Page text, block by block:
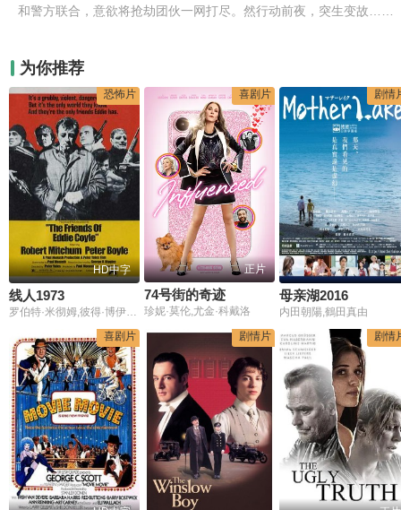
和警方联合，意欲将抢劫团伙一网打尽。然行动前夜，突生变故……
为你推荐
恐怖片
HD中字
线人1973
罗伯特·米彻姆,彼得·博伊尔,理查德·乔丹,史蒂文·基茨,阿历克斯·罗克,乔·桑托斯,米奇·瑞恩,Peter,MacLean,凯文·欧莫里森,Marvin,Lichterman,卡罗琳·皮克曼,詹姆斯·托根,玛格丽特·拉德,马修·考尔斯,Helena,Carroll,杰克·基欧,Jan,Egleson,Michael,McCleery,Robert,Anthony,Gustave,Johnson
喜剧片
正片
74号街的奇迹
珍妮·莫伦,尤金·科戴洛
剧情
母亲湖2016
内田朝陽,鶴田真由
喜剧片
剧情片 剧情